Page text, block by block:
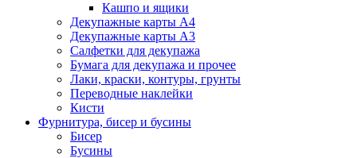
Кашпо и ящики
Декупажные карты А4
Декупажные карты А3
Салфетки для декупажа
Бумага для декупажа и прочее
Лаки, краски, контуры, грунты
Переводные наклейки
Кисти
Фурнитура, бисер и бусины
Бисер
Бусины